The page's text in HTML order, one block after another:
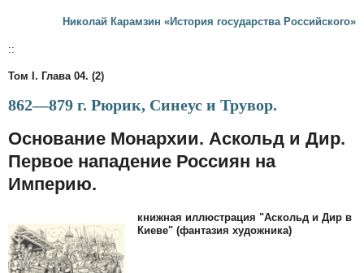
Николай Карамзин «История государства Российского»
::
Том I. Глава 04. (2)
862—879 г. Рюрик, Синеус и Трувор.
Основание Монархии. Аскольд и Дир.
Первое нападение Россиян на
Империю.
книжная иллюстрация "Аскольд и Дир в
Киеве" (фантазия художника)